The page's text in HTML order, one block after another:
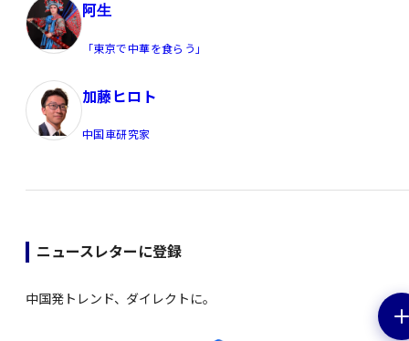
阿生
「東京で中華を食らう」
加藤ヒロト
中国車研究家
ニュースレターに登録
中国発トレンド、ダイレクトに。